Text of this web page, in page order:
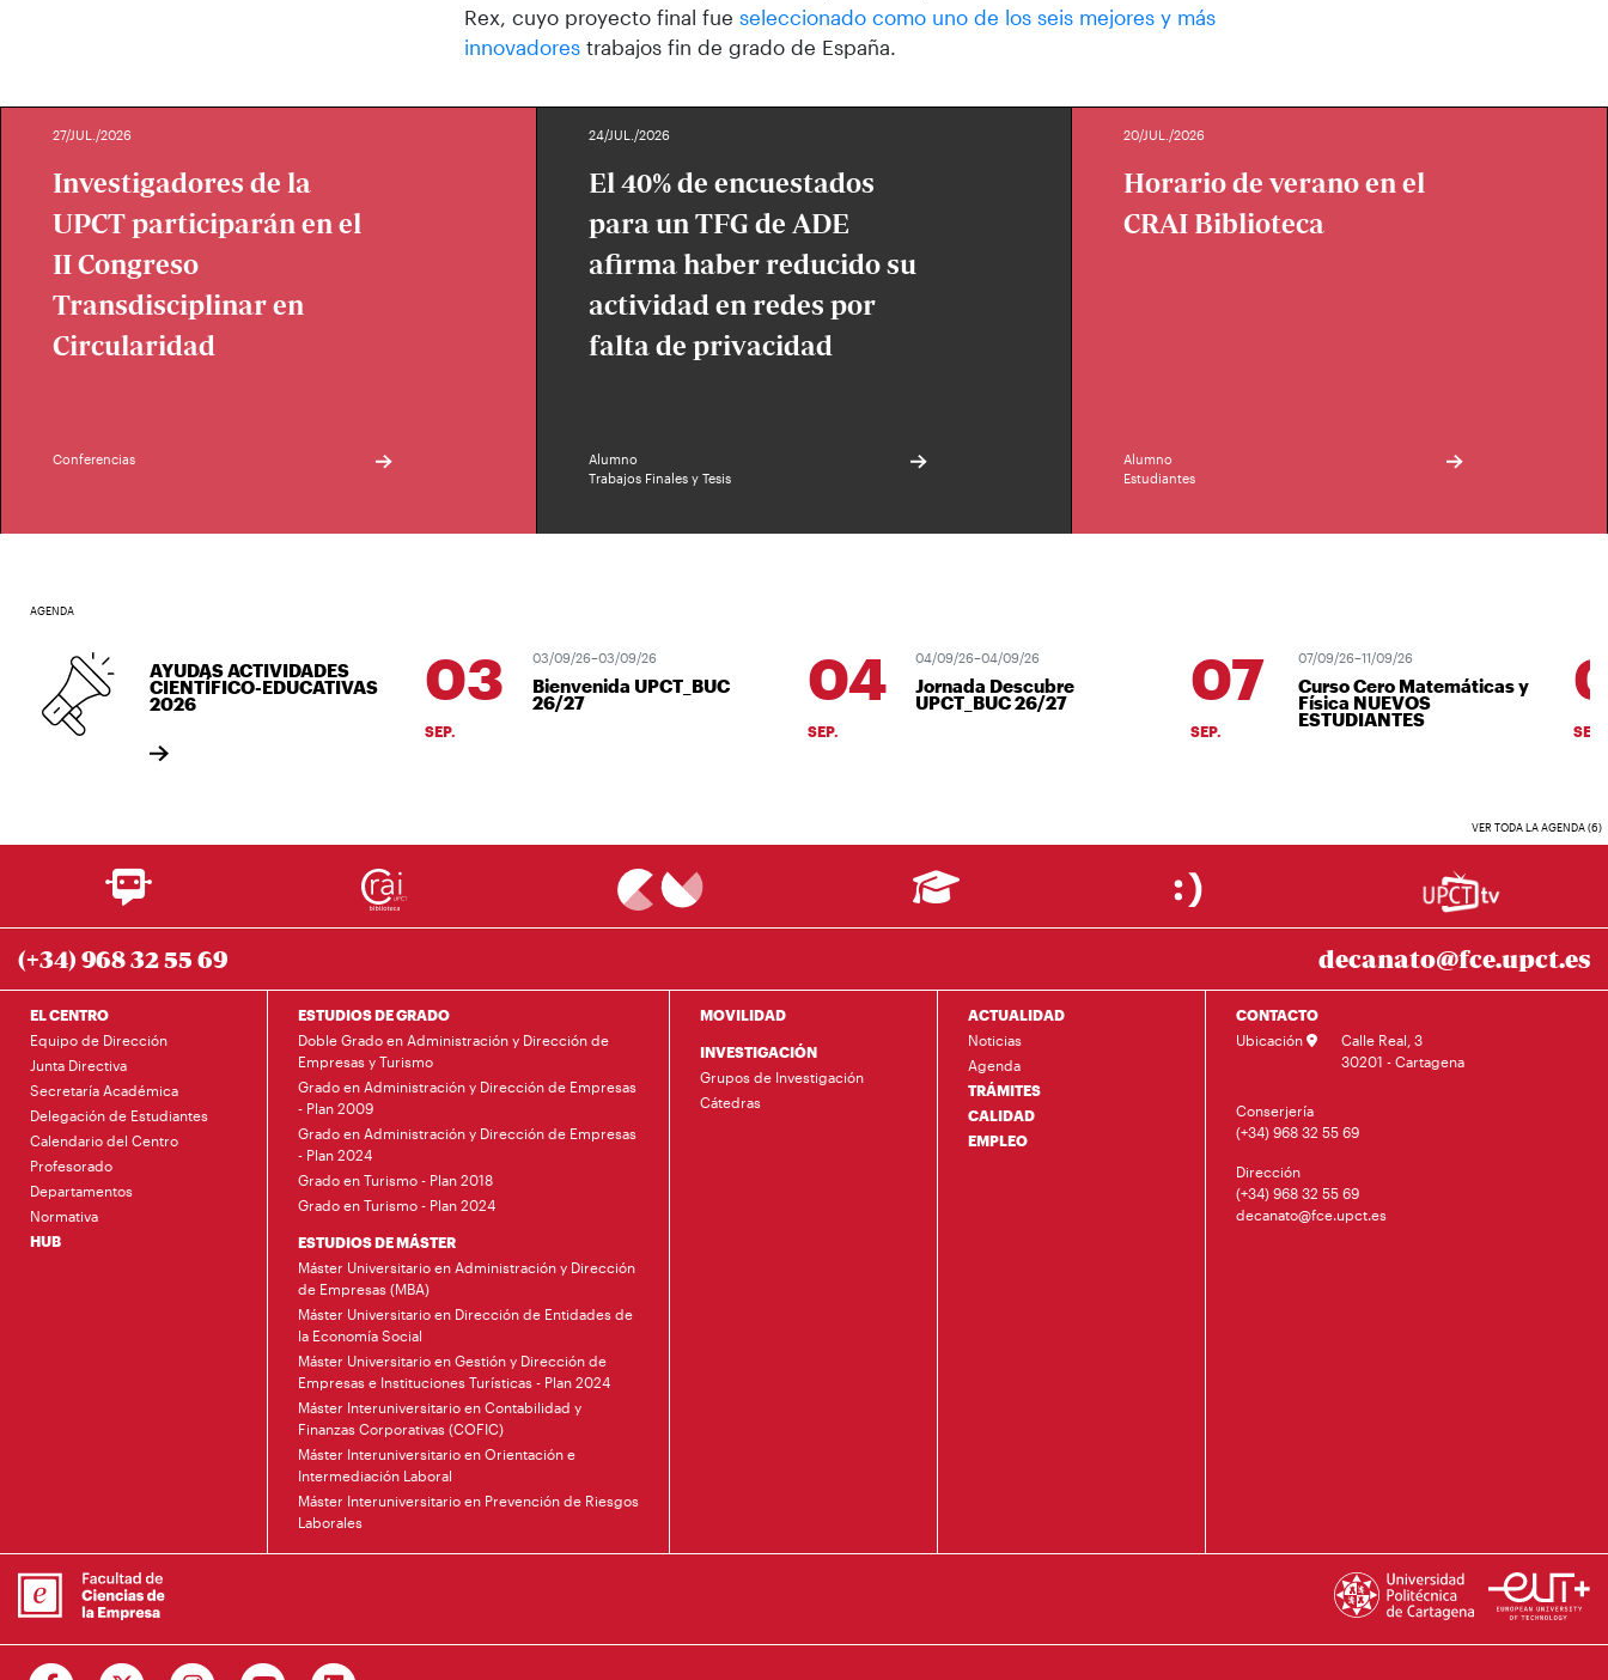
Rex, cuyo proyecto final fueseleccionado como uno de los seis mejores y más
innovadores trabajos fin de grado de España.
27/JUL./2026
Investigadores de la
UPCT participarán en el
II Congreso
Transdisciplinar en
Circularidad
Conferencias
24/JUL./2026
El 40% de encuestados
para un TFG de ADE
afirma haber reducido su
actividad en redes por
falta de privacidad
Alumno
Trabajos Finales y Tesis
20/JUL./2026
Horario de verano en el
CRAI Biblioteca
Alumno
Estudiantes
AGENDA
AYUDAS ACTIVIDADES
CIENTÍFICO-EDUCATIVAS
2026 03
SEP.
03/09/26–03/09/26
Bienvenida UPCT_BUC
26/27 04
SEP.
04/09/26–04/09/26
Jornada Descubre
UPCT_BUC 26/27 07
SEP.
07/09/26–11/09/26
Curso Cero Matemáticas y
Física NUEVOS
ESTUDIANTES
SEP.
VER TODA LA AGENDA (6)
(+34) 968 32 55 69 decanato@fce.upct.es
EL CENTRO
Equipo de Dirección
Junta Directiva
Secretaría Académica
Delegación de Estudiantes
Calendario del Centro
Profesorado
Departamentos
Normativa
HUB
ESTUDIOS DE GRADO
Doble Grado en Administración y Dirección de
Empresas y Turismo
Grado en Administración y Dirección de Empresas
- Plan 2009
Grado en Administración y Dirección de Empresas
- Plan 2024
Grado en Turismo - Plan 2018
Grado en Turismo - Plan 2024
ESTUDIOS DE MÁSTER
Máster Universitario en Administración y Dirección
de Empresas (MBA)
Máster Universitario en Dirección de Entidades de
la Economía Social
Máster Universitario en Gestión y Dirección de
Empresas e Instituciones Turísticas - Plan 2024
Máster Interuniversitario en Contabilidad y
Finanzas Corporativas (COFIC)
Máster Interuniversitario en Orientación e
Intermediación Laboral
Máster Interuniversitario en Prevención de Riesgos
Laborales
MOVILIDAD
INVESTIGACIÓN
Grupos de Investigación
Cátedras
ACTUALIDAD
Noticias
Agenda
TRÁMITES
CALIDAD
EMPLEO
CONTACTO
Ubicación
Calle Real, 3
30201 - Cartagena
Conserjería
(+34) 968 32 55 69
Dirección
(+34) 968 32 55 69
decanato@fce.upct.es